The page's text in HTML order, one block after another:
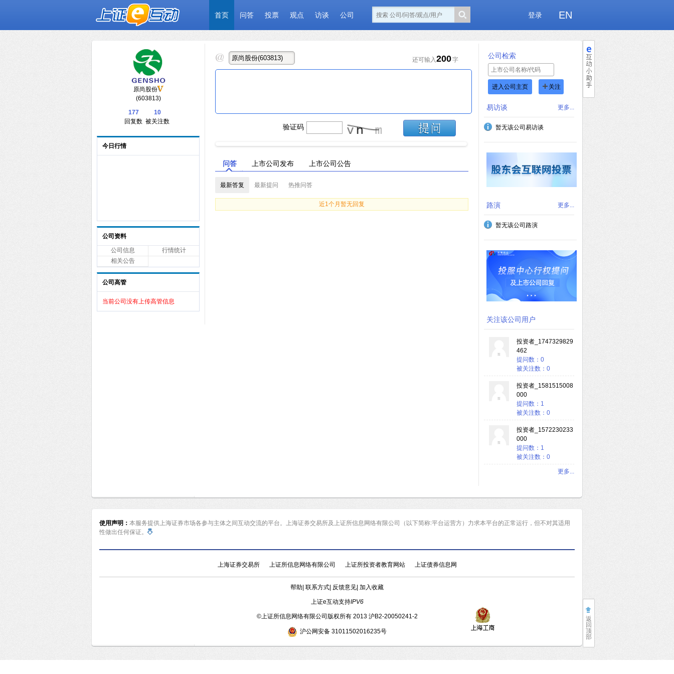
首页 问答 投票 观点 访谈 公司 登录 EN
原尚股份
(603813)
177
回复数
10
被关注数
今日行情
公司资料
公司信息
行情统计
相关公告
公司高管
当前公司没有上传高管信息
还可输入200字
验证码
问答 上市公司发布 上市公司公告
最新答复 最新提问 热推问答
近1个月暂无回复
公司检索
进入公司主页 关注
易访谈 更多...
暂无该公司易访谈
路演 更多...
暂无该公司路演
关注该公司用户
投资者_1747329829
462
提问数：0
被关注数：0
投资者_1581515008
000
提问数：1
被关注数：0
投资者_1572230233
000
提问数：1
被关注数：0
更多...
返
回
顶
部
使用声明： 本服务提供上海证券市场各参与主体之间互动交流的平台。上海证券交易所及上证所信息网络有限公司（以下简称:平台运营方）力求本平台的正常运行，但不对其适用
性做出任何保证。
上海证券交易所 上证所信息网络有限公司 上证所投资者教育网站 上证债券信息网
帮助| 联系方式| 反馈意见| 加入收藏
上证e互动支持IPV6
©上证所信息网络有限公司版权所有 2013 沪B2-20050241-2
沪公网安备 31011502016235号